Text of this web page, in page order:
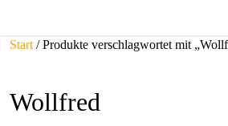
Start / Produkte verschlagwortet mit
Wollfred